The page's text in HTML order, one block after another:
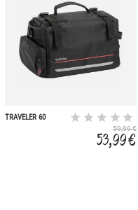
TRAVELER 60
59,99 €
53,99 €